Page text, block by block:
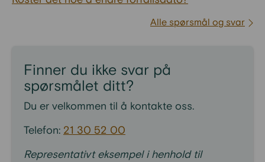
Alle spørsmål og svar
Finner du ikke svar på
spørsmålet ditt?
Du er velkommen til å kontakte oss.
Telefon: 21 30 52 00
Representativt eksempel i henhold til